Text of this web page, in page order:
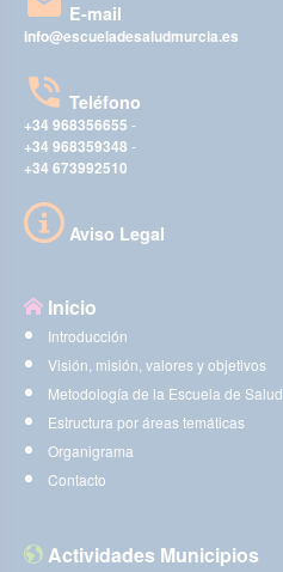
E-mail
info@escueladesaludmurcia.es
Teléfono
+34 968356655 -
+34 968359348 -
+34 673992510
Aviso Legal
Inicio
Introducción
Visión, misión, valores y objetivos
Metodología de la Escuela de Salud
Estructura por áreas temáticas
Organigrama
Contacto
Actividades Municipios